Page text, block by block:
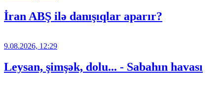
İran ABŞ ilə danışıqlar aparır?
9.08.2026, 12:29
Leysan, şimşək, dolu... - Sabahın havası